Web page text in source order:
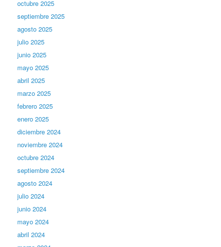
octubre 2025
septiembre 2025
agosto 2025
julio 2025
junio 2025
mayo 2025
abril 2025
marzo 2025
febrero 2025
enero 2025
diciembre 2024
noviembre 2024
octubre 2024
septiembre 2024
agosto 2024
julio 2024
junio 2024
mayo 2024
abril 2024